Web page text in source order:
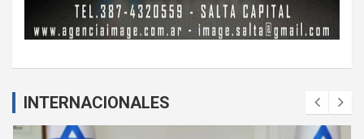
INTERNACIONALES